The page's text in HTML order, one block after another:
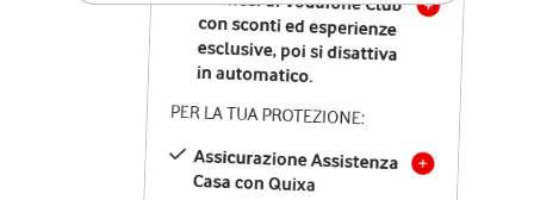
in automatico.
PER LA TUA PROTEZIONE:
Assicurazione Assistenza
Casa con Quixa